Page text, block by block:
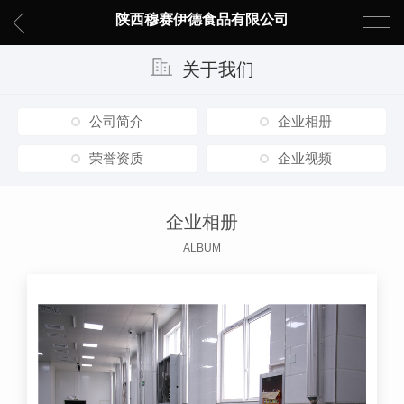
陕西穆赛伊德食品有限公司
关于我们
公司简介 企业相册
荣誉资质 企业视频
企业相册
ALBUM